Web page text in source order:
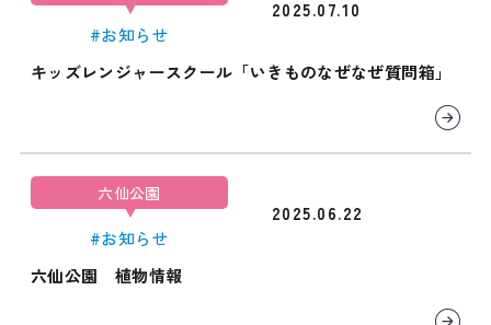
#お知らせ
2025.07.10
キッズレンジャースクール「いきものなぜなぜ質問箱」
六仙公園
#お知らせ
2025.06.22
六仙公園 植物情報